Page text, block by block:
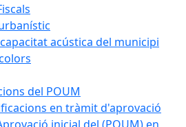
acústica del municipi
del POUM
en tràmit d'aprovació